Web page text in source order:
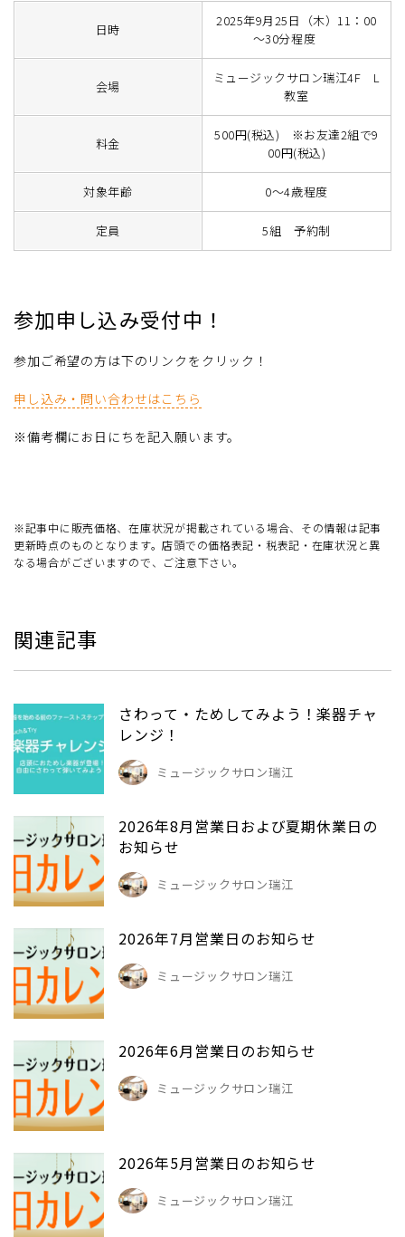
日時
2025年9月25日（木）11：00
～30分程度
会場
ミュージックサロン瑞江4F L
教室
料金
500円(税込) ※お友達2組で9
00円(税込)
対象年齢 0～4歳程度
定員 5組 予約制
参加申し込み受付中！
参加ご希望の方は下のリンクをクリック！
申し込み・問い合わせはこちら
※備考欄にお日にちを記入願います。
※記事中に販売価格、在庫状況が掲載されている場合、その情報は記事
更新時点のものとなります。店頭での価格表記・税表記・在庫状況と異
なる場合がございますので、ご注意下さい。
関連記事
さわって・ためしてみよう！楽器チャ
レンジ！
ミュージックサロン瑞江
2026年8月営業日および夏期休業日の
お知らせ
ミュージックサロン瑞江
2026年7月営業日のお知らせ
ミュージックサロン瑞江
2026年6月営業日のお知らせ
ミュージックサロン瑞江
2026年5月営業日のお知らせ
ミュージックサロン瑞江